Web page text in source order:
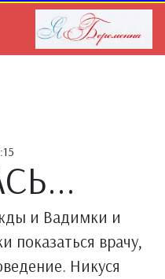
и Вадимки и
показаться врачу,
Никуся